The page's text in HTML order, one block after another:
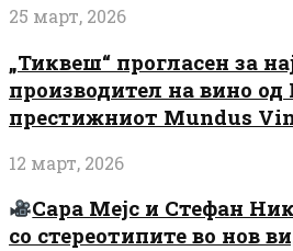
25 март, 2026
„Тиквеш“ прогласен за
производител на вино
престижниот Mundus
12 март, 2026
Сара Мејс и Стефан
со стереотипите во нов